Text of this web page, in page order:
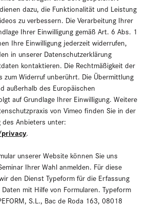
dazu, die Funktionalität und Leistung
zu verbessern. Die Verarbeitung Ihrer
Ihrer Einwilligung gemäß Art. 6 Abs. 1
Ihre Einwilligung jederzeit widerrufen,
in unserer Datenschutzerklärung
kontaktieren. Die Rechtmäßigkeit der
zum Widerruf unberührt. Die Übermittlung
außerhalb des Europäischen
auf Grundlage Ihrer Einwilligung. Weitere
von Vimeo finden Sie in der
des Anbieters unter:
.
unserer Website können Sie uns
Ihrer Wahl anmelden. Für diese
den Dienst Typeform für die Erfassung
mit Hilfe von Formularen. Typeform
S.L., Bac de Roda 163, 08018